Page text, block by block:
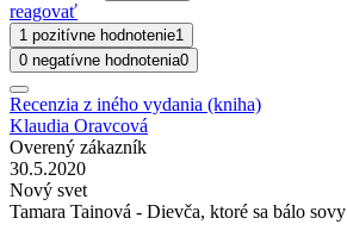
reagovať
1 pozitívne hodnotenie1
0 negatívne hodnotenia0
Recenzia z iného vydania (kniha)
Klaudia Oravcová
Overený zákazník
30.5.2020
Nový svet
Tamara Tainová - Dievča, ktoré sa bálo sovy